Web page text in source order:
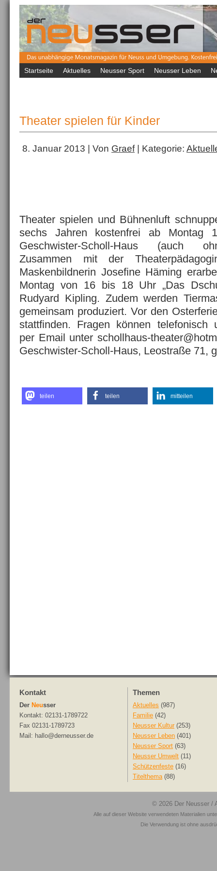
Startseite Aktuelles Neusser Sport Neusser Leben
Theater spielen für Kinder
8. Januar 2013 | Von Graef| Kategorie:
Theater spielen und Bühnenluft
sechs Jahren kostenfrei ab Montag
Geschwister-Scholl-Haus (auch
Zusammen mit der
Maskenbildnerin Josefine Häming
Montag von 16 bis 18 Uhr „Das
Rudyard Kipling. Zudem werden
gemeinsam produziert. Vor den
stattfinden. Fragen können telefonisch
per Email unter schollhaus-
Geschwister-Scholl-Haus, Leostraße 71,
teilen teilen mitteilen
Kontakt
Der Neusser
Kontakt: 02131-1789722
Fax 02131-1789723
Mail: hallo@derneusser.de
Themen
Aktuelles (987)
Familie (42)
Neusser Kultur (253)
Neusser Leben (401)
Neusser Sport (63)
Neusser Umwelt (11)
Schützenfeste (16)
Titelthema(88)
© 2026 Der Neusser /
Alle auf dieser Website verwendeten Materialien
Die Verwendung ist ohne